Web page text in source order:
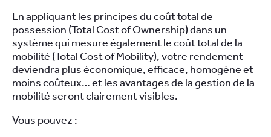
En appliquant les principes du coût total de
possession (Total Cost of Ownership) dans un
système qui mesure également le coût total de la
mobilité (Total Cost of Mobility), votre rendement
deviendra plus économique, efficace, homogène et
moins coûteux… et les avantages de la gestion de la
mobilité seront clairement visibles.
Vous pouvez :